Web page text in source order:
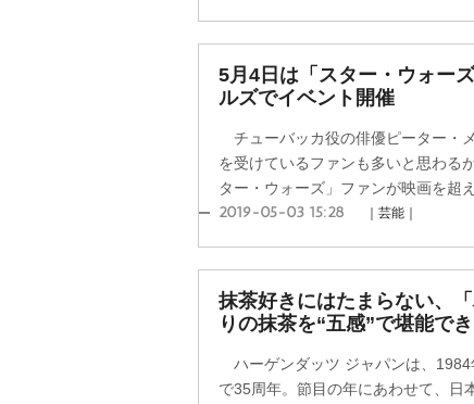
5月4日は「スター・ウォー
ルズでイベント開催
チューバッカ役の俳優ピーター・
を受けているファンも多いと思わる
ター・ウォーズ」ファンが映画を超
2019-05-03 15:28 ｜芸能｜
抹茶好きにはたまらない、
りの抹茶を“五感”で堪能で
ハーゲンダッツ ジャパンは、
で35周年。節目の年にあわせて、日